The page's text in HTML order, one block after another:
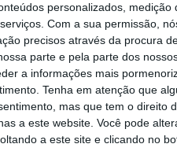
personalizados,
Com a sua permissão,
precisos através da procura
parte e pela parte dos
a informações mais
Tenha em atenção que
mas que tem o direito
a este website. Você pode
a este site e clicando no
salva o terceiro lugar
garantiu o primeiro pódio da
sobrevivência num fim de
Membrado, apesar do
lugar, embora já a
assinando ainda o melhor
Fafe. Craig Rahill fechou a
difícil em condições